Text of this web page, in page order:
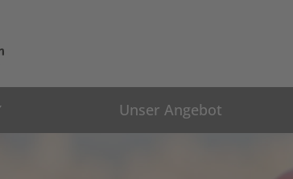
Unser Angebot